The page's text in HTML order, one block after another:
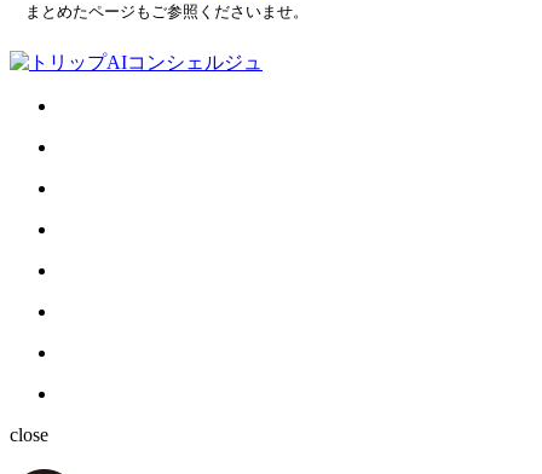
まとめたページもご参照くださいませ。
close